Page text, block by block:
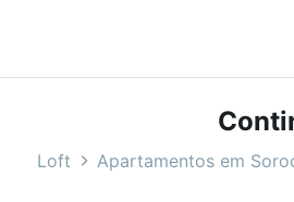
combinar perfeitamente com
venda em Sorocaba, SP ideal
com 1 suite à venda em
Loft Apartamentos em